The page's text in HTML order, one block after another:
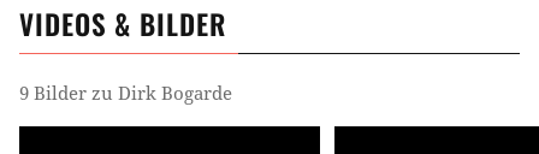
VIDEOS & BILDER
9 Bilder zu Dirk Bogarde